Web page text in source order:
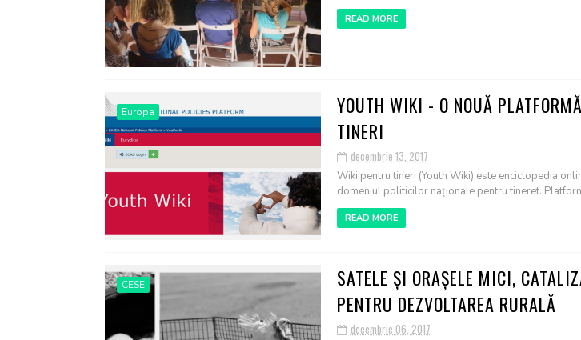
READ MORE
Europa
YOUTH WIKI - O NOUĂ
TINERI
decembrie 13, 2017
Wiki pentru tineri (Youth Wiki) este enciclopedia
domeniul politicilor naționale pentru tineret.
READ MORE
CESE
SATELE ȘI ORAȘELE MICI,
PENTRU DEZVOLTAREA RURALĂ
decembrie 06, 2017